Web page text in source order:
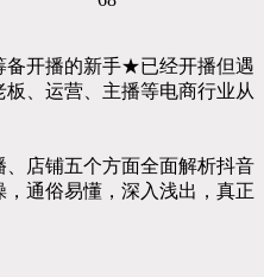
开播的新手★已经开播但遇
、运营、主播等电商行业从
店铺五个方面全面解析抖音
通俗易懂，深入浅出，真正